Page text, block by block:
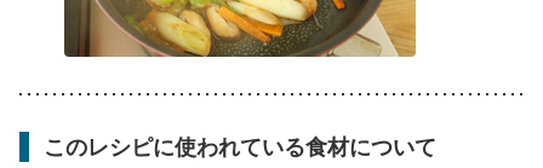
このレシピに使われている食材について